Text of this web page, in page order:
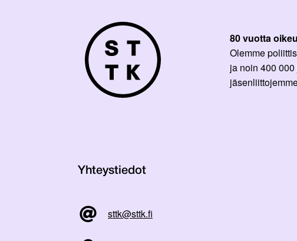
80 vuotta
Olemme
ja noin 400
Yhteystiedot
sttk@sttk.fi